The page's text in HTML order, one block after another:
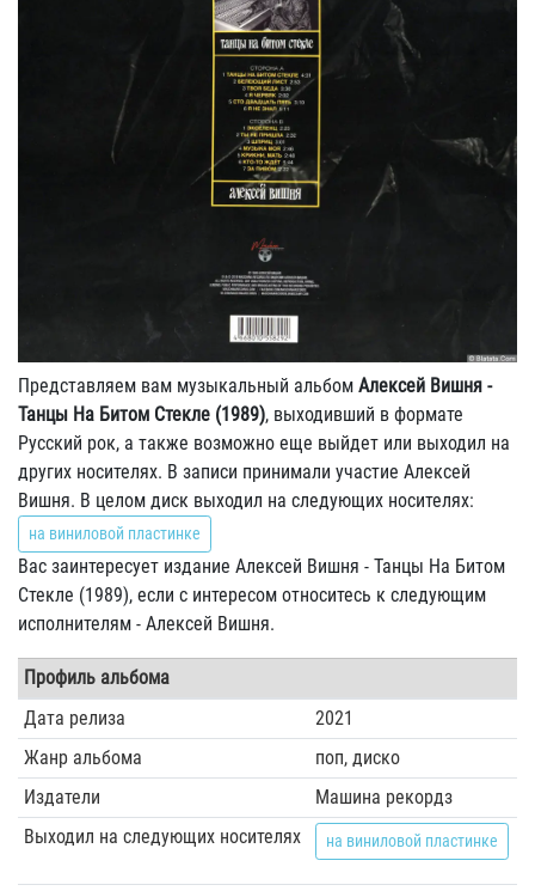
Представляем вам музыкальный альбом Алексей Вишня -
Танцы На Битом Стекле (1989), выходивший в формате
Русский рок, а также возможно еще выйдет или выходил на
других носителях. В записи принимали участие Алексей
Вишня. В целом диск выходил на следующих носителях:
на виниловой пластинке
Вас заинтересует издание Алексей Вишня - Танцы На Битом
Стекле (1989), если с интересом относитесь к следующим
исполнителям - Алексей Вишня.
Профиль альбома
Дата релиза
2021
Жанр альбома
поп, диско
Издатели
Машина рекордз
Выходил на следующих носителях
на виниловой пластинке